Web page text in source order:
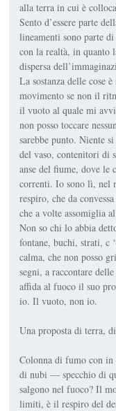
alla terra in cui è
Sento d’essere parte
lineamenti sono parte
con la realtà, in quanto
dispersa
La sostanza delle cose
movimento se non il
il vuoto al quale mi
non posso toccare
sarebbe punto. Niente
del vaso, contenitori di
anse del fiume, dove
correnti. Io sono lì, nel
respiro, che da
che a volte assomiglia
Non so chi lo abbia
fontane, buchi, strati, c
calma, che non posso
segni, a raccontare
affida al fuoco il suo
io. Il vuoto, non io.
Una proposta di terra,
Colonna di fumo con in
di nubi — specchio di
salgono nel fuoco? Il
limiti, è il respiro del